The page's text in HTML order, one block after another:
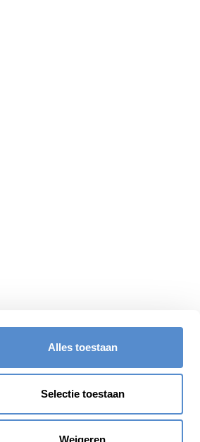
Alles toestaan
Selectie toestaan
Weigeren